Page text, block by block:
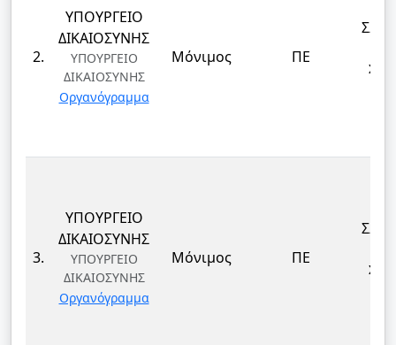
2.
ΥΠΟΥΡΓΕΙΟ
ΔΙΚΑΙΟΣΥΝΗΣ
ΥΠΟΥΡΓΕΙΟ
ΔΙΚΑΙΟΣΥΝΗΣ
Οργανόγραμμα
Μόνιμος ΠΕ
3.
ΥΠΟΥΡΓΕΙΟ
ΔΙΚΑΙΟΣΥΝΗΣ
ΥΠΟΥΡΓΕΙΟ
ΔΙΚΑΙΟΣΥΝΗΣ
Οργανόγραμμα
Μόνιμος ΠΕ